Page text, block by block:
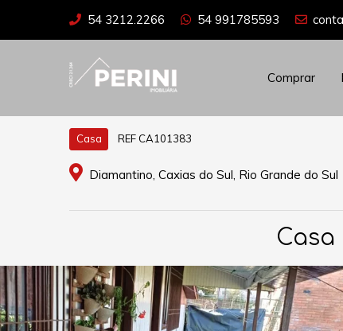
54 3212.2266 54 991785593
Comprar
Casa REF CA101383
Diamantino, Caxias do Sul, Rio Grande do Sul